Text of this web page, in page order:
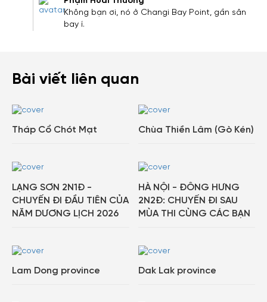
Không bạn ơi, nó ở Changi Bay Point, gần sân
bay í.
Bài viết liên quan
Tháp Cổ Chót Mạt Chùa Thiền Lâm (Gò Kén)
LẠNG SƠN 2N1Đ -
CHUYẾN ĐI ĐẦU TIÊN CỦA
NĂM DƯƠNG LỊCH 2026
HÀ NỘI - ĐÔNG HƯNG
2N2Đ: CHUYẾN ĐI SAU
MÙA THI CÙNG CÁC BẠN
Lam Dong province Dak Lak province
dẫn dành cho thành viên đến từ các đối tác của
Gody.vn dành cho cộng đồng.